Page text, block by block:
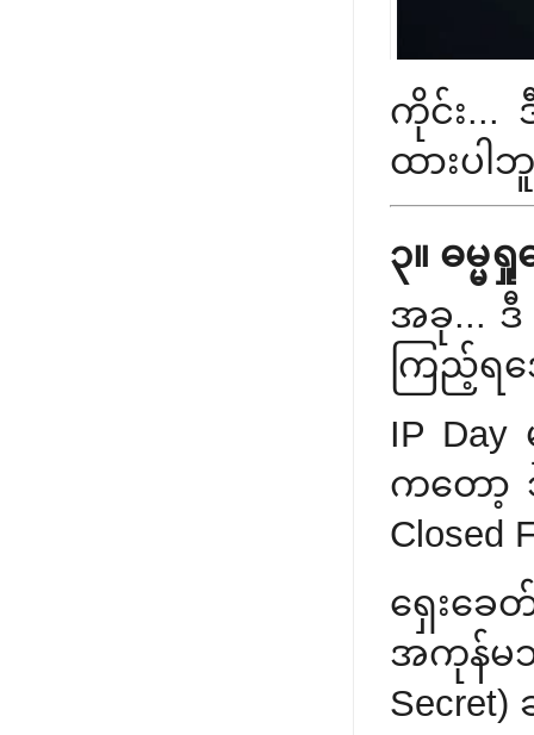
ကိုင်း...
ထားပါ
၃။ ဓမ္မ
အခု...
ကြည့်ရအ
IP Day
ကတော့
Closed
ရှေးခ
အကုန်မ